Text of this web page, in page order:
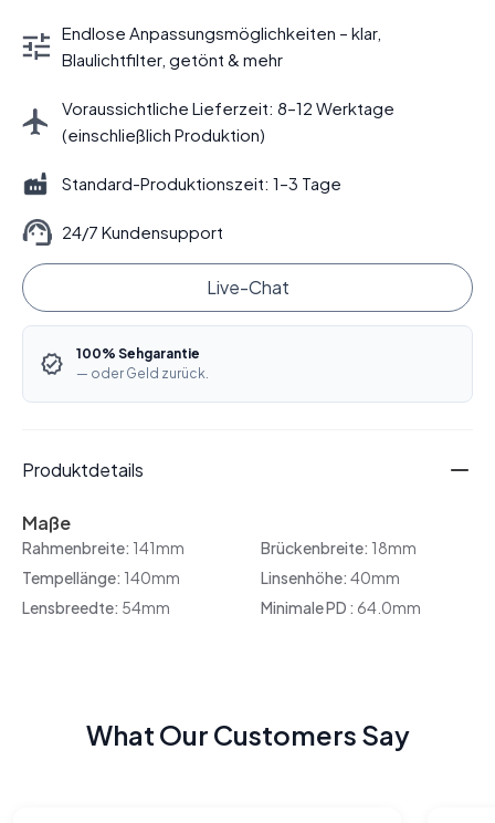
Endlose Anpassungsmöglichkeiten – klar,
Blaulichtfilter, getönt & mehr
Voraussichtliche Lieferzeit: 8–12 Werktage
(einschließlich Produktion)
Standard-Produktionszeit: 1–3 Tage
24/7 Kundensupport
Live-Chat
100% Sehgarantie
— oder Geld zurück.
Produktdetails
Maße
Rahmenbreite: 141mm Brückenbreite: 18mm
Tempellänge: 140mm Linsenhöhe: 40mm
Lensbreedte: 54mm Minimale PD : 64.0mm
What Our Customers Say